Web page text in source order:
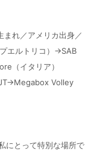
まれ／アメリカ出身／
プエルトリコ）→SAB
（イタリア）
Volley
にとって特別な場所で